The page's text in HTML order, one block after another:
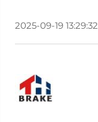
2025-09-19 13:29:32